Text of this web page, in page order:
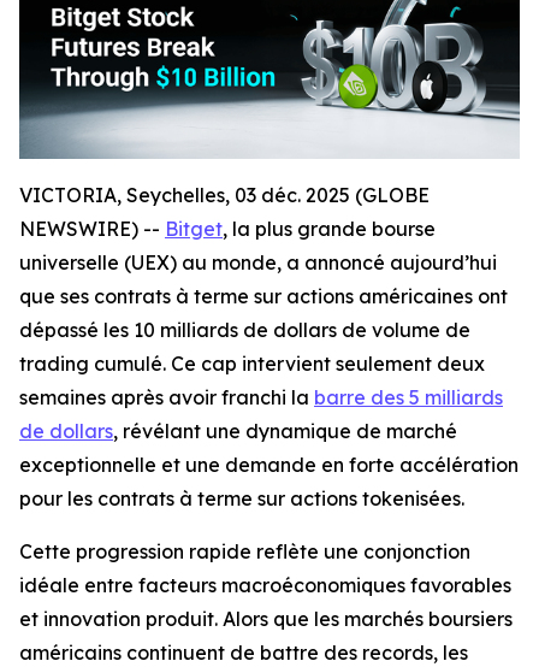
VICTORIA, Seychelles, 03 déc. 2025 (GLOBE
NEWSWIRE) -- Bitget, la plus grande bourse
universelle (UEX) au monde, a annoncé aujourd’hui
que ses contrats à terme sur actions américaines ont
dépassé les 10 milliards de dollars de volume de
trading cumulé. Ce cap intervient seulement deux
semaines après avoir franchi la barre des 5 milliards
de dollars, révélant une dynamique de marché
exceptionnelle et une demande en forte accélération
pour les contrats à terme sur actions tokenisées.
Cette progression rapide reflète une conjonction
idéale entre facteurs macroéconomiques favorables
et innovation produit. Alors que les marchés boursiers
américains continuent de battre des records, les